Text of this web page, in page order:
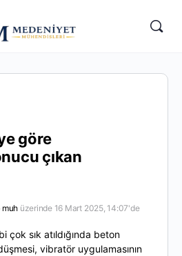
göre
çıkan
muh üzerinde 16 Mart 2025, 14:07'de
çok sık atıldığında beton
vibratör uygulamasının